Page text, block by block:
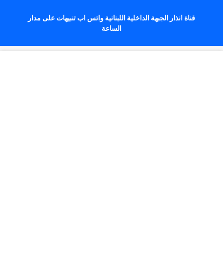
قناة انذار الجبهة الداخلية اللبنانية واتس اب تنبيهات على مدار
الساعة